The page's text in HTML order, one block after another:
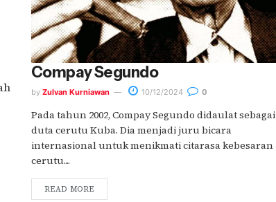
Compay Segundo
by Zulvan Kurniawan 10/12/2024 0
Pada tahun 2002, Compay Segundo didaulat sebagai
duta cerutu Kuba. Dia menjadi juru bicara
internasional untuk menikmati citarasa kebesaran
cerutu....
READ MORE